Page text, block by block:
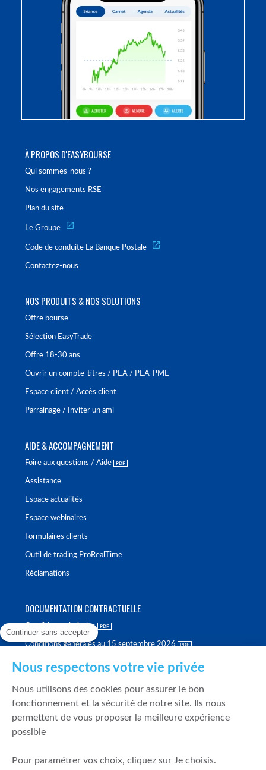
À PROPOS D'EASYBOURSE
Qui sommes-nous ?
Nos engagements RSE
Plan du site
Le Groupe
Code de conduite La Banque Postale
Contactez-nous
NOS PRODUITS & NOS SOLUTIONS
Offre bourse
Sélection EasyTrade
Offre 18-30 ans
Ouvrir un compte-titres / PEA / PEA-PME
Espace client / Accès client
Parrainage / Inviter un ami
AIDE & ACCOMPAGNEMENT
Foire aux questions / Aide
Assistance
Espace actualités
Espace webinaires
Formulaires clients
Outil de trading ProRealTime
Réclamations
DOCUMENTATION CONTRACTUELLE
Conditions générales
Conditions générales au 15 septembre 2026
Politique de meilleure sélection
Politique de durabilité
Fonds de garantie des dépôts et de résolution
Continuer sans accepter
Nous respectons votre vie privée
Nous utilisons des cookies pour assurer le bon
fonctionnement et la sécurité de notre site. Ils nous
permettent de vous proposer la meilleure expérience
possible
Pour paramétrer vos choix, cliquez sur Je choisis.